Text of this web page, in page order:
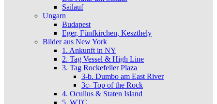
Sailauf
Ungarn
Budapest
Eger, Fünfkirchen, Keszthely
Bilder aus New York
1. Ankunft in NY
2. Tag Vessel & High Line
3. Tag Rockefeller Plaza
3-b. Dumbo am East River
3c- Top of the Rock
4. Ocullus & Staten Island
5. WTC